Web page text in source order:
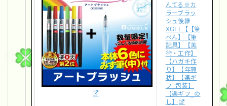
んてる※カ
ラーブラッ
シュ後継
XGFL【【筆
ぺん】【筆
記具】【美
術・工作】
【ハガキ作
り】【年賀
状】【楽ギ
フ_包装】
【楽ギフ_の
し】